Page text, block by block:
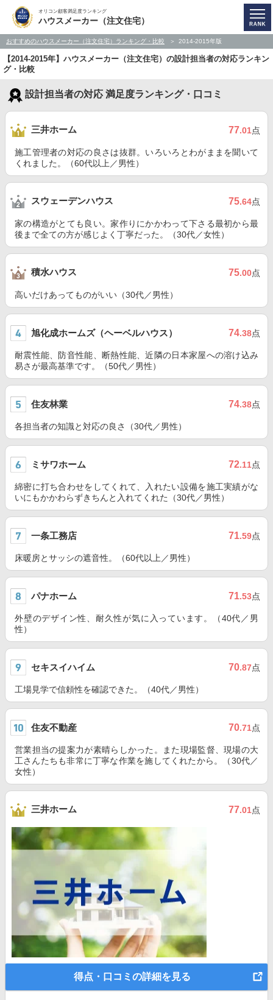
オリコン顧客満足度ランキング
ハウスメーカー（注文住宅）
おすすめのハウスメーカー（注文住宅）ランキング・比較 2014-2015年版
【2014-2015年】ハウスメーカー（注文住宅）の設計担当者の対応ランキン
グ・比較
設計担当者の対応 満足度ランキング・口コミ
三井ホーム 77.01点
施工管理者の対応の良さは抜群。いろいろとわがままを聞いて
くれました。（60代以上／男性）
スウェーデンハウス 75.64点
家の構造がとても良い。家作りにかかわって下さる最初から最
後まで全ての方が感じよく丁寧だった。（30代／女性）
積水ハウス 75.00点
高いだけあってものがいい（30代／男性）
旭化成ホームズ（ヘーベルハウス） 74.38点
耐震性能、防音性能、断熱性能、近隣の日本家屋への溶け込み
易さが最高基準です。（50代／男性）
住友林業 74.38点
各担当者の知識と対応の良さ（30代／男性）
ミサワホーム 72.11点
綿密に打ち合わせをしてくれて、入れたい設備を施工実績がな
いにもかかわらずきちんと入れてくれた（30代／男性）
一条工務店 71.59点
床暖房とサッシの遮音性。（60代以上／男性）
パナホーム 71.53点
外壁のデザイン性、耐久性が気に入っています。（40代／男
性）
セキスイハイム 70.87点
工場見学で信頼性を確認できた。（40代／男性）
住友不動産 70.71点
営業担当の提案力が素晴らしかった。また現場監督、現場の大
工さんたちも非常に丁寧な作業を施してくれたから。（30代／
女性）
三井ホーム 77.01点
得点・口コミの詳細を見る